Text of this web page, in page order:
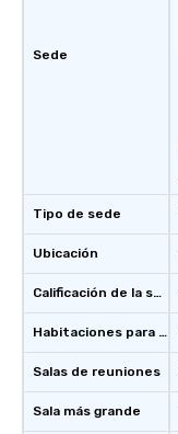
Sede
Tipo de sede
Ubicación
Calificación de la sede
Habitaciones para huéspedes
Salas de reuniones
Sala más grande